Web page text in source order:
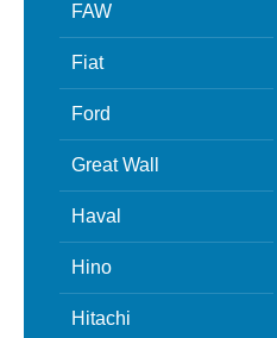
FAW
Fiat
Ford
Great Wall
Haval
Hino
Hitachi